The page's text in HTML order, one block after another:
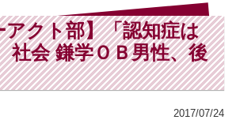
クト部】「認知症は
社会 鎌学ＯＢ男性、後
2017/07/24